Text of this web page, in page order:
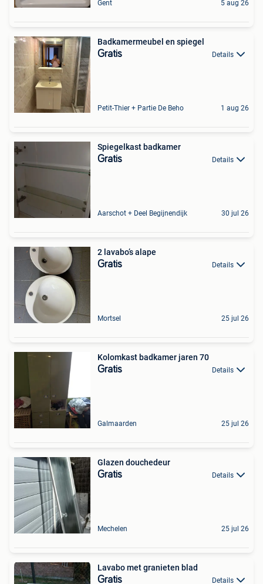
Gent 5 aug 26
Badkamermeubel en spiegel
Gratis Details
Petit-Thier + Partie De Beho 1 aug 26
Spiegelkast badkamer
Gratis Details
Aarschot + Deel Begijnendijk 30 jul 26
2 lavabo’s alape
Gratis Details
Mortsel 25 jul 26
Kolomkast badkamer jaren 70
Gratis Details
Galmaarden 25 jul 26
Glazen douchedeur
Gratis Details
Mechelen 25 jul 26
Lavabo met granieten blad
Gratis Details